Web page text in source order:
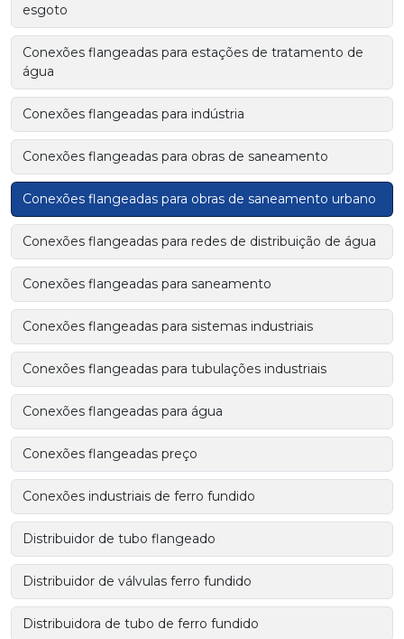
esgoto
Conexões flangeadas para estações de tratamento de
água
Conexões flangeadas para indústria
Conexões flangeadas para obras de saneamento
Conexões flangeadas para obras de saneamento urbano
Conexões flangeadas para redes de distribuição de água
Conexões flangeadas para saneamento
Conexões flangeadas para sistemas industriais
Conexões flangeadas para tubulações industriais
Conexões flangeadas para água
Conexões flangeadas preço
Conexões industriais de ferro fundido
Distribuidor de tubo flangeado
Distribuidor de válvulas ferro fundido
Distribuidora de tubo de ferro fundido